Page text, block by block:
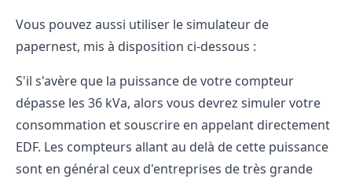
Vous pouvez aussi utiliser le simulateur de
papernest, mis à disposition ci-dessous :
S'il s'avère que la puissance de votre compteur
dépasse les 36 kVa, alors vous devrez simuler votre
consommation et souscrire en appelant directement
EDF. Les compteurs allant au delà de cette puissance
sont en général ceux d'entreprises de très grande